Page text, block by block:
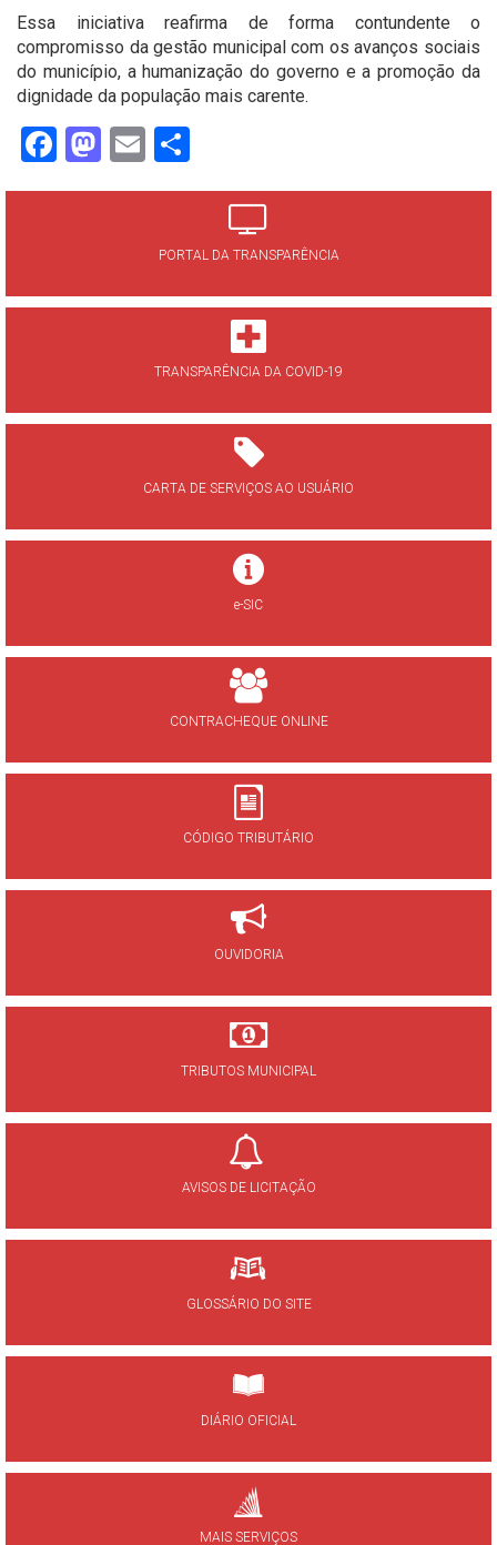
Essa iniciativa reafirma de forma contundente o
compromisso da gestão municipal com os avanços sociais
do município, a humanização do governo e a promoção da
dignidade da população mais carente.
Facebook
Mastodon
Email
PORTAL DA TRANSPARÊNCIA
TRANSPARÊNCIA DA COVID-19
CARTA DE SERVIÇOS AO USUÁRIO
e-SIC
CONTRACHEQUE ONLINE
CÓDIGO TRIBUTÁRIO
OUVIDORIA
TRIBUTOS MUNICIPAL
AVISOS DE LICITAÇÃO
GLOSSÁRIO DO SITE
DIÁRIO OFICIAL
MAIS SERVIÇOS